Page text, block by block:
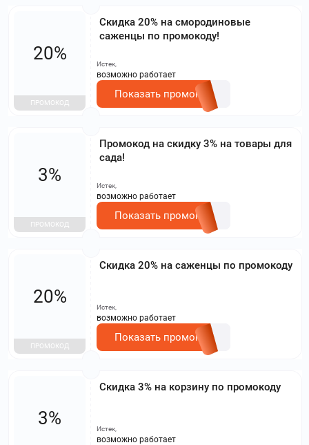
Скидка 20% на смородиновые
саженцы по промокоду!
20%
ПРОМОКОД
Истек,
возможно работает
Показать промокод
Промокод на скидку 3% на товары для
сада!
3%
ПРОМОКОД
Истек,
возможно работает
Показать промокод
Скидка 20% на саженцы по промокоду
20%
ПРОМОКОД
Истек,
возможно работает
Показать промокод
Скидка 3% на корзину по промокоду
3%
Истек,
возможно работает